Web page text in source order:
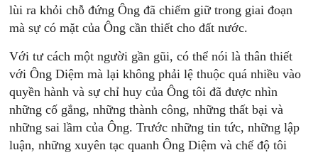
lùi ra khỏi chỗ đứng Ông đã chiếm giữ trong giai đoạn
mà sự có mặt của Ông cần thiết cho đất nước.
Với tư cách một người gần gũi, có thể nói là thân thiết
với Ông Diệm mà lại không phải lệ thuộc quá nhiều vào
quyền hành và sự chỉ huy của Ông tôi đã được nhìn
những cố gắng, những thành công, những thất bại và
những sai lầm của Ông. Trước những tin tức, những lập
luận, những xuyên tạc quanh Ông Diệm và chế độ tôi